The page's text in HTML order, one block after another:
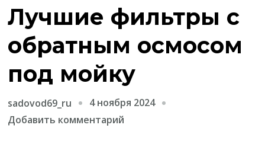
Лучшие фильтры с
обратным осмосом
под мойку
sadovod69_ru
4 ноября 2024
Добавить комментарий